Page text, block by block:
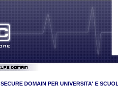
SECURE DOMAIN PER UNIVERSITA' E